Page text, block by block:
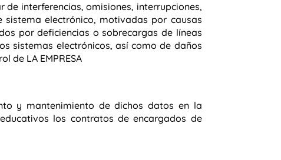
de interferencias, omisiones, interrupciones,
electrónico, motivadas por causas
por deficiencias o sobrecargas de líneas
sistemas electrónicos, así como de daños
de LA EMPRESA
y mantenimiento de dichos datos en la
los contratos de encargados de